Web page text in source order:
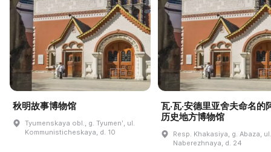
秋明故事博物馆
Tyumenskaya obl., g. Tyumenʹ, ul.
Kommunisticheskaya, d. 10
瓦·瓦·安德里亚舍夫命名的
历史地方博物馆
Resp. Khakasiya, g. Abaza, ul.
Naberezhnaya, d. 24